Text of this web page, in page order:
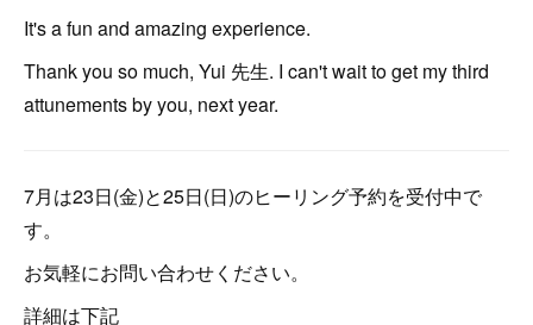
It's a fun and amazing experience.
Thank you so much, Yui 先生. I can't wait to get my third
attunements by you, next year.
7月は23日(金)と25日(日)のヒーリング予約を受付中で
す。
お気軽にお問い合わせください。
詳細は下記